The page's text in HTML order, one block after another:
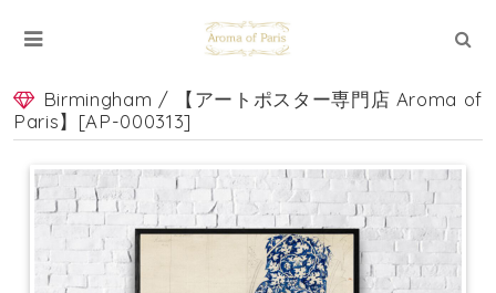
Birmingham / 【アートポスター専門店 Aroma of
Paris】[AP-000313]